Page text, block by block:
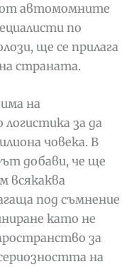
автомомните
по
ще се прилага
страната.
на
за да
човека. В
добави, че ще
всякаква
под съмнение
като не
за
на